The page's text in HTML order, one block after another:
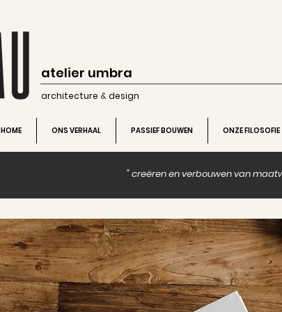
atelier umbra
architecture &design
HOME ONS VERHAAL PASSIEF BOUWEN ONZE FILOSOFIE
" creëren en verbouwen van